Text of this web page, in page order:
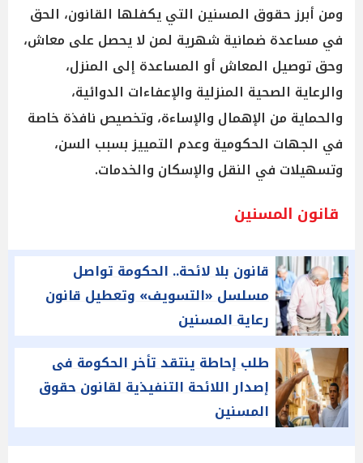
ومن أبرز حقوق المسنين التي يكفلها القانون، الحق
في مساعدة ضمانية شهرية لمن لا يحصل على معاش،
وحق توصيل المعاش أو المساعدة إلى المنزل،
والرعاية الصحية المنزلية والإعفاءات الدوائية،
والحماية من الإهمال والإساءة، وتخصيص نافذة خاصة
في الجهات الحكومية وعدم التمييز بسبب السن،
وتسهيلات في النقل والإسكان والخدمات.
قانون المسنين
قانون بلا لائحة.. الحكومة تواصل
مسلسل «التسويف» وتعطيل قانون
رعاية المسنين
طلب إحاطة ينتقد تأخر الحكومة فى
إصدار اللائحة التنفيذية لقانون حقوق
المسنين